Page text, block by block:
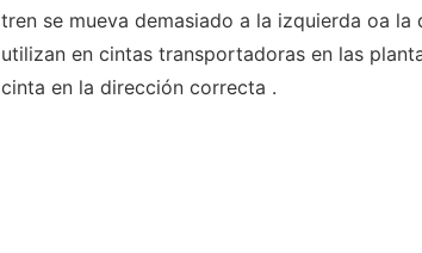
tren se mueva demasiado a la izquierda oa
utilizan en cintas transportadoras en las
cinta en la dirección correcta .